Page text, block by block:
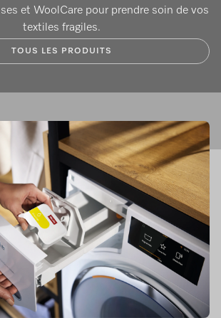
et WoolCare pour prendre soin de vos
textiles fragiles.
TOUS LES PRODUITS